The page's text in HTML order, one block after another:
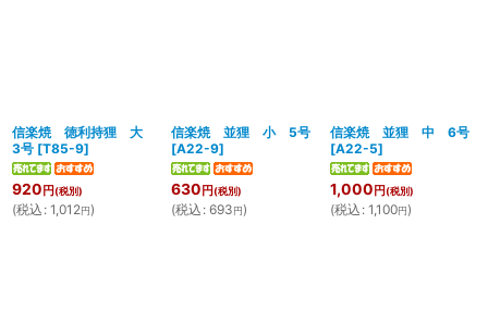
信楽焼 徳利持狸 大
3号 [T85-9]
920 円(税別)
(税込 : 1,012円)
信楽焼 並狸 小 5号
[A22-9]
630 円(税別)
(税込 : 693円)
信楽焼 並狸 中 6号
[A22-5]
1,000 円(税別)
(税込 : 1,100円)